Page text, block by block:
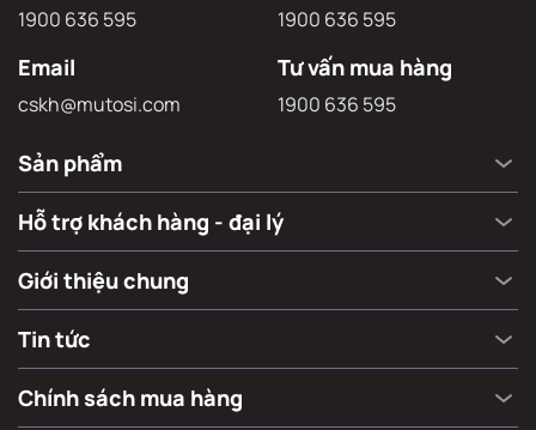
1900 636 595 1900 636 595
Email
cskh@mutosi.com
Tư vấn mua hàng
1900 636 595
Sản phẩm
Hỗ trợ khách hàng - đại lý
Giới thiệu chung
Tin tức
Chính sách mua hàng